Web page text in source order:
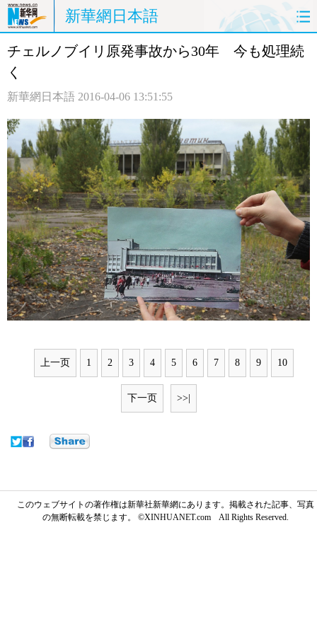
新華網日本語
ホームページ 政治 経済
観光 評論 写真
中日対訳
チェルノブイリ原発事故から30年 今も処理続
く
新華網日本語 2016-04-06 13:51:55
上一页 1 2 3 4 5 6 7 8 9 10
下一页 >>|
このウェブサイトの著作権は新華社新華網にあります。掲載された記事、写真
の無断転載を禁じます。 ©XINHUANET.com All Rights Reserved.